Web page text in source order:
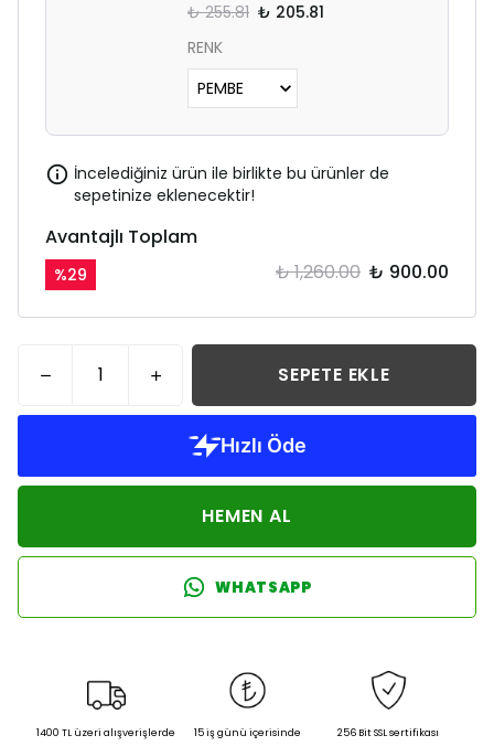
₺ 255.81 ₺ 205.81
RENK
İncelediğiniz ürün ile birlikte bu ürünler de
sepetinize eklenecektir!
Avantajlı Toplam
%29 ₺ 1,260.00 ₺ 900.00
SEPETE EKLE
HEMEN AL
WHATSAPP
1400 TL üzeri alışverişlerde 15 iş günü içerisinde 256 Bit SSL sertifikası